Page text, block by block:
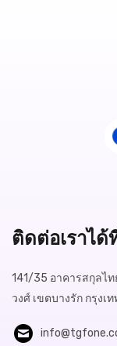
ติดต่อเราได้
141/35 อาคารสกุลไ
วงศ์ เขตบางรัก กรุงเ